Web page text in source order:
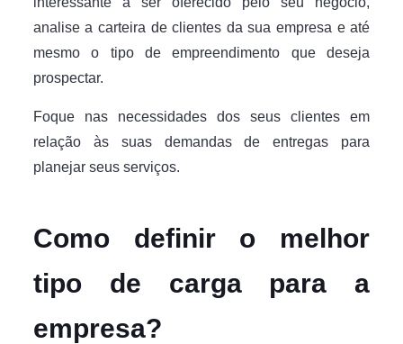
analise a carteira de clientes da sua empresa e até
mesmo o tipo de empreendimento que deseja
prospectar.
Foque nas necessidades dos seus clientes em
relação às suas demandas de entregas para
planejar seus serviços.
Como definir o melhor
tipo de carga para a
empresa?